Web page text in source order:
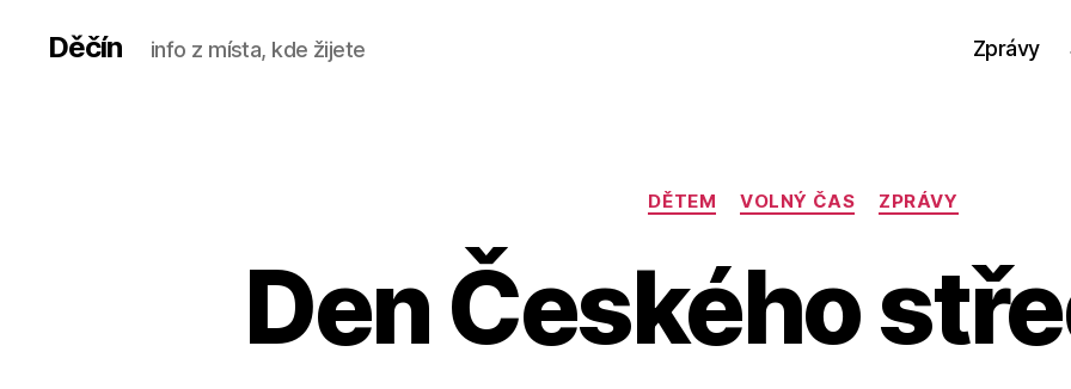
Děčín info z místa, kde žijete Zprávy
Rubriky
DĚTEM VOLNÝ ČAS ZPRÁVY
Den Českého
u
t